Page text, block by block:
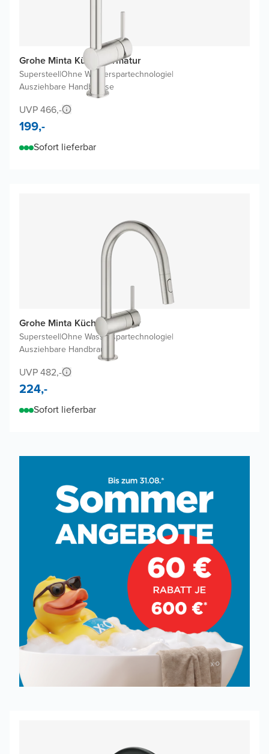
Grohe Minta Küchenarmatur
Supersteel|Ohne Wasserspartechnologie|
Ausziehbare Handbrause
UVP 466,-
199,-
Sofort lieferbar
Grohe Minta Küchenarmatur
Supersteel|Ohne Wasserspartechnologie|
Ausziehbare Handbrause
UVP 482,-
224,-
Sofort lieferbar